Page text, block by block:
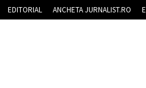
EDITORIAL ANCHETA JURNALIST.RO